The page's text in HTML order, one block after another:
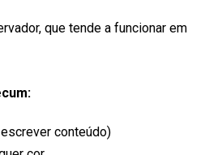
que tende a funcionar em
conteúdo)